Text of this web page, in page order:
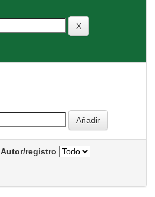
Autor/registro